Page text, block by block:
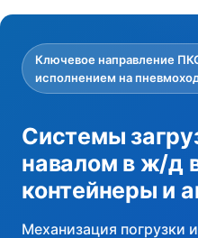
Реализованные проекты
Доставка и оплата
Гарантия
Полезное
Рассчитать стоимость
Ключевое направление
исполнением на
Системы
навалом в ж/д
контейнеры и
Механизация погрузки